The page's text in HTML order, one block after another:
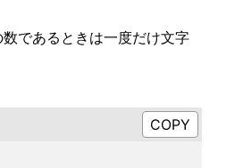
であるときは一度だけ文字